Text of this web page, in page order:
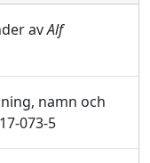
avAlf
namn och
073-5